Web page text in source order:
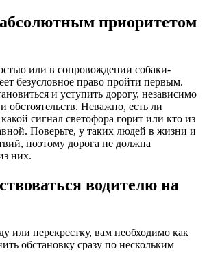
приоритетом
или в сопровождении собаки-
безусловное право пройти первым.
и уступить дорогу, независимо
обстоятельств. Неважно, есть ли
сигнал светофора горит или кто из
Поверьте, у таких людей в жизни и
поэтому дорога не должна
них.
водителю на
или перекрестку, вам необходимо как
обстановку сразу по нескольким